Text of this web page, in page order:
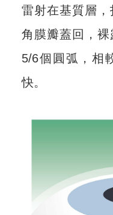
雷射在基質層
角膜瓣蓋回，
5/6個圓弧，相
快。